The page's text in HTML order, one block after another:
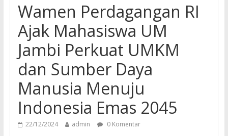
Wamen Perdagangan RI
Ajak Mahasiswa UM
Jambi Perkuat UMKM
dan Sumber Daya
Manusia Menuju
Indonesia Emas 2045
22/12/2024 admin 0 Komentar